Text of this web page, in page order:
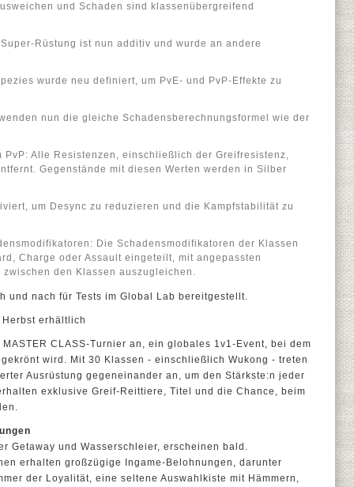
und Schaden sind klassenübergreifend
Rüstung ist nun additiv und wurde an andere
wurde neu definiert, um PvE- und PvP-Effekte zu
nun die gleiche Schadensberechnungsformel wie der
PvP: Alle Resistenzen, einschließlich der Greifresistenz,
Gegenstände mit diesen Werten werden in Silber
um Desync zu reduzieren und die Kampfstabilität zu
Die Schadensmodifikatoren der Klassen
Charge oder Assault eingeteilt, mit angepassten
den Klassen auszugleichen.
und nach für Tests im Global Lab bereitgestellt.
erhältlich
CLASS-Turnier an, ein globales 1v1-Event, bei dem
wird. Mit 30 Klassen - einschließlich Wukong - treten
Ausrüstung gegeneinander an, um den Stärkste:n jeder
exklusive Greif-Reittiere, Titel und die Chance, beim
Getaway und Wasserschleier, erscheinen bald.
erhalten großzügige Ingame-Belohnungen, darunter
der Loyalität, eine seltene Auswahlkiste mit Hämmern,